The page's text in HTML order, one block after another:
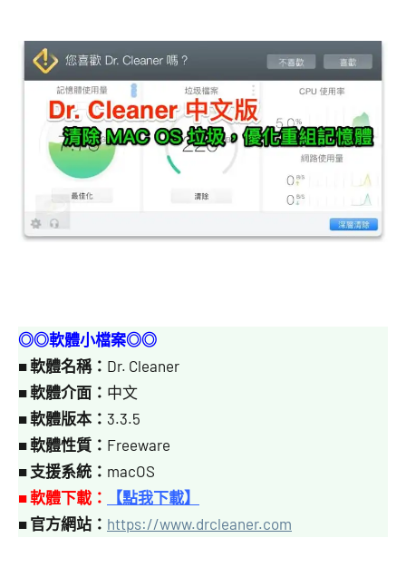
◎◎軟體小檔案◎◎
■軟體名稱： Dr. Cleaner
■軟體介面： 中文
■軟體版本： 3.3.5
■軟體性質： Freeware
■ 支援系統： macOS
■ 軟體下載：
【點我下載】
■ 官方網站： https://www.drcleaner.com